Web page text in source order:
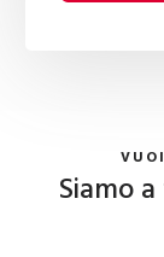
Siamo